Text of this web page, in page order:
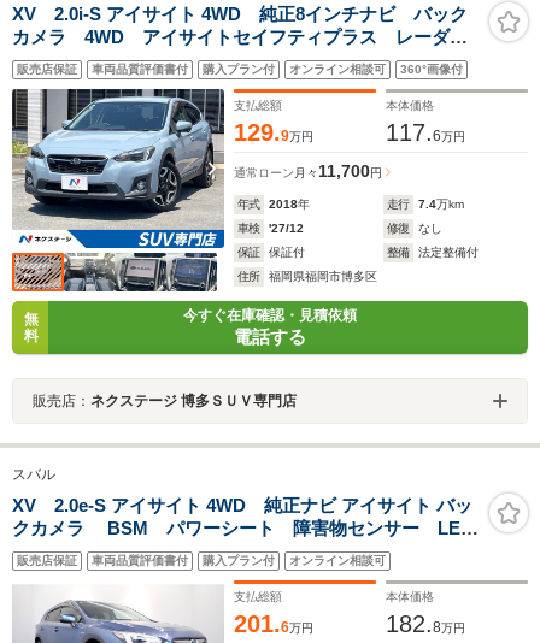
XV 2.0i-S アイサイト 4WD 純正8インチナビ バック
カメラ 4WD アイサイトセイフティプラス レーダー
クルーズ ドラレコ パワーシート スマートキー
LEDヘッド ETC 純正18インチアルミ オートデュア
ルエアコン
販売店保証 車両品質評価書付 購入プラン付 オンライン相談可 360°画像付
支払総額
129.9万円
本体価格
117.6万円
通常ローン 月々11,700円
年式 2018年 走行 7.4万km
車検
'27/12 修復
なし
保証
保証付 整備
法定整備付
住所
福岡県福岡市博多区
無
料
今すぐ在庫確認・見積依頼
電話する
販売店： ネクステージ 博多ＳＵＶ専門店
スバル
XV 2.0e-S アイサイト 4WD 純正ナビ アイサイト バッ
クカメラ BSM パワーシート 障害物センサー LED
ヘッドライト スマートキー 純正AW CD・DVD
Bluetooth ETC
販売店保証 車両品質評価書付 購入プラン付 オンライン相談可
支払総額
201.6万円
本体価格
182.8万円